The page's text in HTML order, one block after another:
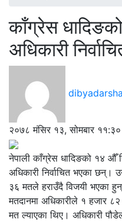
काँग्रेस
अधिकारी
२०७८ मंसिर १३, सोमबार ११:३०
नेपाली काँग्रेस धादिङको १४ औँ
अधिकारी निर्वाचित भएका छन्।
३६ मतले हराउँदै विजयी भएका
मतदानमा अधिकारीले १ हजार
मत ल्याएका थिए। अधिकारी